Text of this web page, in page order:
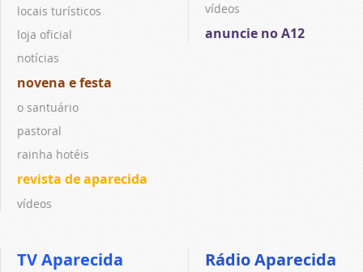
locais turísticos
loja oficial
notícias
novena e festa
o santuário
pastoral
rainha hotéis
revista de aparecida
vídeos
vídeos
anuncie no A12
TV Aparecida Rádio Aparecida